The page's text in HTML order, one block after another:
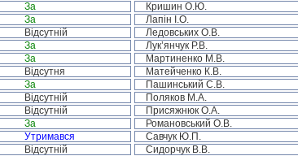
За Кришин О.Ю.
За Лапін І.О.
Відсутній Ледовських О.В.
За Лук’янчук Р.В.
За Мартиненко М.В.
Відсутня Матейченко К.В.
За Пашинський С.В.
Відсутній Поляков М.А.
Відсутній Присяжнюк О.А.
За Романовський О.В.
Утримався Савчук Ю.П.
Відсутній Сидорчук В.В.